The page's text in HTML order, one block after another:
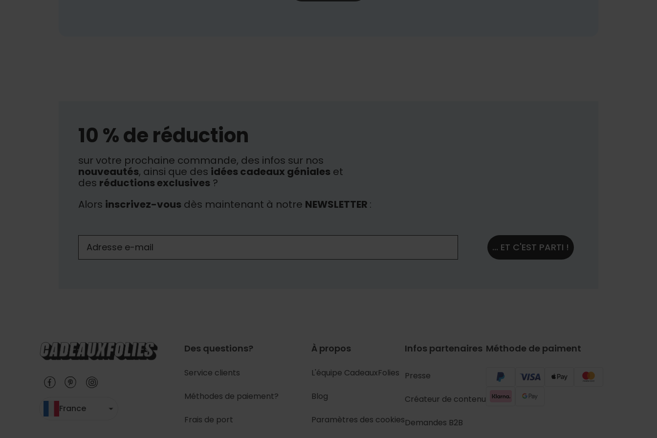
10 % de réduction
sur votre prochaine commande, des infos sur nos
nouveautés, ainsi que des idées cadeaux géniales et
des réductions exclusives ?
Alors inscrivez-vous dès maintenant à notre NEWSLETTER :
... ET C'EST PARTI !
France
Des questions?
Service clients
Méthodes de paiement?
Frais de port
À propos
L'équipe CadeauxFolies
Blog
Paramètres des cookies
Infos partenaires
Presse
Créateur de contenu
Demandes B2B
Méthode de paiment